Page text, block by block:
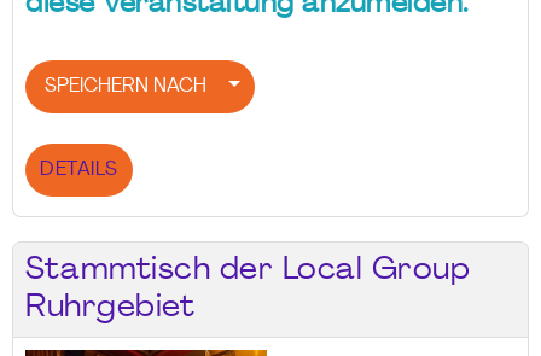
SPEICHERN NACH
DETAILS
Stammtisch der Local Group
Ruhrgebiet